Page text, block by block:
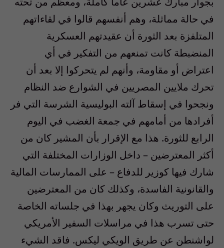
في حالة مماثلة، وهم أنفسهم قالوا في لقاءاتهم
المتلفزة بعد الثورة أن عقيدتهم العسكرية
المنضبطة كانت تمنعهم من التفكير في أي
اعتراض أو مقاومة، وأنهم لم يتحركوا إلا بعد أن
تحرك ملايين المصريين في الشوارع ضد النظام
ونجحوا في إسقاط آلته البوليسية الشرسة التي فر
أفرادها من أمامهم في جمعة الغضب في اليوم
الرابع للثورة. هذا مع الإقرار بأن المشير كان من
أكثر المعترضين – داخل الوزارات المختلفة التي
شارك فيها كوزير للدفاع – على الممارسات المالية
والقانونية الفاسدة، وكذلك كان من المعترضين
على التوريث وكان يجهر بهذا في جلساته الخاصة
حتى تسرب هذا في مراسلات السفير الأمريكي
لواشنطن عن طريق الويكي ليكس. فاقد الشيء